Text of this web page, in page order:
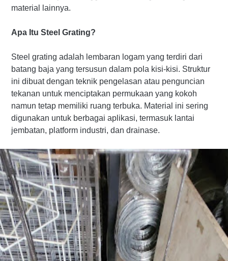
material lainnya.
Apa Itu Steel Grating?
Steel grating adalah lembaran logam yang terdiri dari
batang baja yang tersusun dalam pola kisi-kisi. Struktur
ini dibuat dengan teknik pengelasan atau penguncian
tekanan untuk menciptakan permukaan yang kokoh
namun tetap memiliki ruang terbuka. Material ini sering
digunakan untuk berbagai aplikasi, termasuk lantai
jembatan, platform industri, dan drainase.